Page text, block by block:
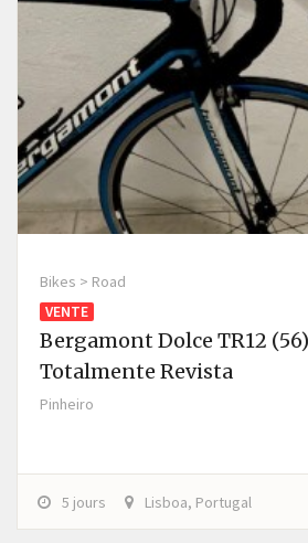
Bikes > Road
VENTE
Bergamont Dolce TR12
Totalmente Revista
Pinheiro
5 jours Lisboa, Portugal